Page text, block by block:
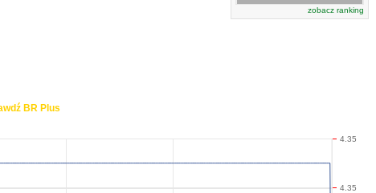
zobacz ranking
BR Plus
4.35
4.35